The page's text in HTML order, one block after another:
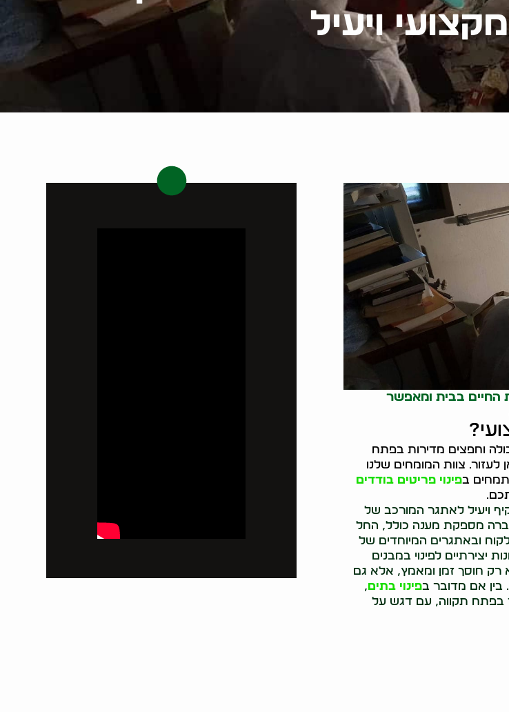
ויעיל
החיים בבית ומאפשר
וחפצים מדירות בפתח
צוות המומחים שלנו
בפינוי פריטים בודדים
ויעיל לאתגר המורכב של
מספקת מענה כולל, החל
ובאתגרים המיוחדים של
יצירתיים לפינוי במבנים
רק חוסך זמן ומאמץ, אלא גם
בין אם מדובר בפינוי בתים,
בפתח תקווה, עם דגש על